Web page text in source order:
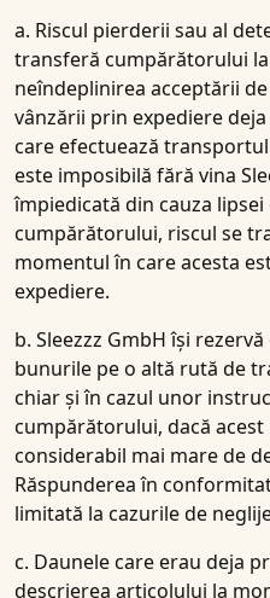
a. Riscul pierderii sau al
transferă cumpărătorului
neîndeplinirea acceptării
vânzării prin expediere
care efectuează
este imposibilă fără vina
împiedicată din cauza
cumpărătorului, riscul se
momentul în care acesta
expediere.
b. Sleezzz GmbH își
bunurile pe o altă rută de
chiar și în cazul unor
cumpărătorului, dacă
considerabil mai mare de
Răspunderea în
limitată la cazurile de
c. Daunele care erau deja
descrierea articolului la